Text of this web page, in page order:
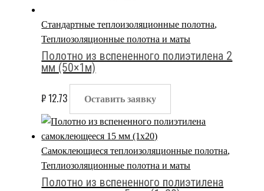
Стандартные теплоизоляционные полотна,
Теплиозоляционные полотна и маты
Полотно из вспененного полиэтилена 2
мм (50×1м)
₽12.73 Оставить заявку
Самоклеющиеся теплоизоляционные полотна,
Теплиозоляционные полотна и маты
Полотно из вспененного полиэтилена